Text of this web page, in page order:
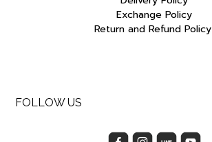
Exchange Policy
Return and Refund Policy
FOLLOW US